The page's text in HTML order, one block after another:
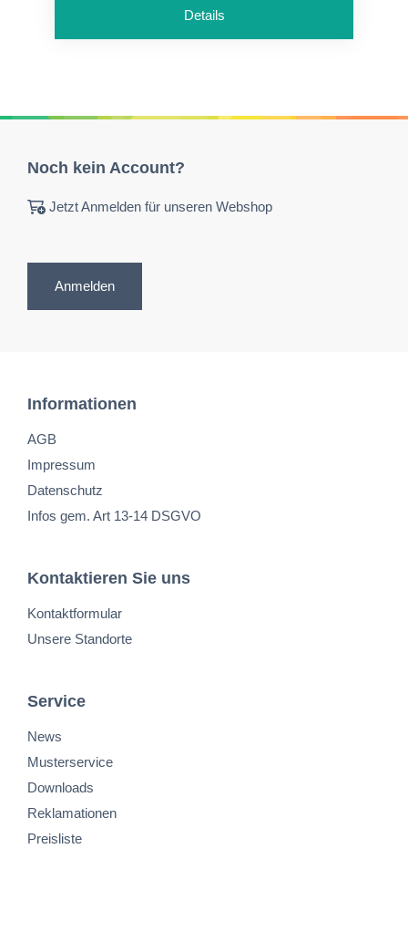
Details
Noch kein Account?
Jetzt Anmelden für unseren Webshop
Anmelden
Informationen
AGB
Impressum
Datenschutz
Infos gem. Art 13-14 DSGVO
Kontaktieren Sie uns
Kontaktformular
Unsere Standorte
Service
News
Musterservice
Downloads
Reklamationen
Preisliste